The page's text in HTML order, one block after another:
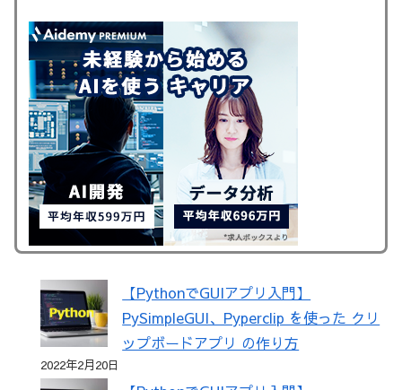
【PythonでGUIアプリ入門】
PySimpleGUI、Pyperclip を使った クリ
ップボードアプリ の作り方
2022年2月20日